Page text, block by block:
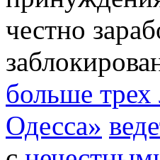
честно
больше
Одесса»